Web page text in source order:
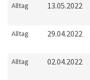
Alltag 13.05.2022
Alltag 29.04.2022
Alltag 02.04.2022